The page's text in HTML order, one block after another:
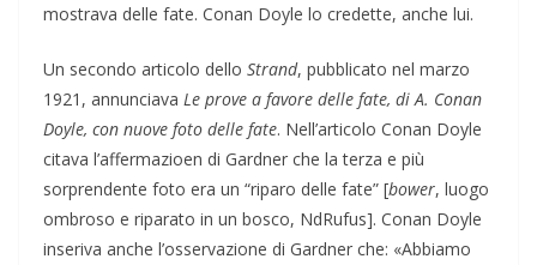
mostrava delle fate. Conan Doyle lo credette, anche lui.
Un secondo articolo dello Strand, pubblicato nel marzo
1921, annunciava Le prove a favore delle fate, di A. Conan
Doyle, con nuove foto delle fate. Nell’articolo Conan Doyle
citava l’affermazioen di Gardner che la terza e più
sorprendente foto era un “riparo delle fate” [bower, luogo
ombroso e riparato in un bosco, NdRufus]. Conan Doyle
inseriva anche l’osservazione di Gardner che: «Abbiamo